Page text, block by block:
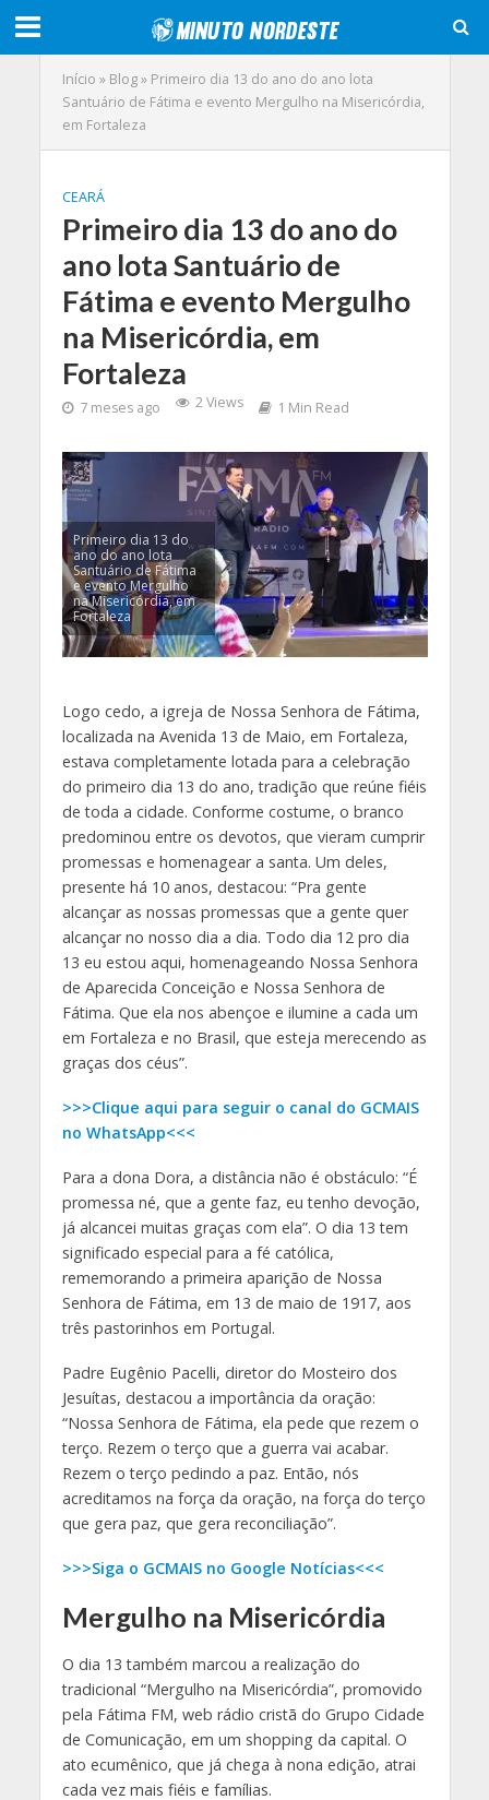
Início » Blog» Primeiro dia 13 do ano do ano lota
Santuário de Fátima e evento Mergulho na Misericórdia,
em Fortaleza
CEARÁ
Primeiro dia 13 do ano do
ano lota Santuário de
Fátima e evento Mergulho
na Misericórdia, em
Fortaleza
7 meses ago 2 Views 1 Min Read
Primeiro dia 13 do
ano do ano lota
Santuário de Fátima
e evento Mergulho
na Misericórdia, em
Fortaleza
Logo cedo, a igreja de Nossa Senhora de Fátima,
localizada na Avenida 13 de Maio, em Fortaleza,
estava completamente lotada para a celebração
do primeiro dia 13 do ano, tradição que reúne fiéis
de toda a cidade. Conforme costume, o branco
predominou entre os devotos, que vieram cumprir
promessas e homenagear a santa. Um deles,
presente há 10 anos, destacou: “Pra gente
alcançar as nossas promessas que a gente quer
alcançar no nosso dia a dia. Todo dia 12 pro dia
13 eu estou aqui, homenageando Nossa Senhora
de Aparecida Conceição e Nossa Senhora de
Fátima. Que ela nos abençoe e ilumine a cada um
em Fortaleza e no Brasil, que esteja merecendo as
graças dos céus”.
>>>Clique aqui para seguir o canal do GCMAIS
no WhatsApp<<<
Para a dona Dora, a distância não é obstáculo: “É
promessa né, que a gente faz, eu tenho devoção,
já alcancei muitas graças com ela”. O dia 13 tem
significado especial para a fé católica,
rememorando a primeira aparição de Nossa
Senhora de Fátima, em 13 de maio de 1917, aos
três pastorinhos em Portugal.
Padre Eugênio Pacelli, diretor do Mosteiro dos
Jesuítas, destacou a importância da oração:
“Nossa Senhora de Fátima, ela pede que rezem o
terço. Rezem o terço que a guerra vai acabar.
Rezem o terço pedindo a paz. Então, nós
acreditamos na força da oração, na força do terço
que gera paz, que gera reconciliação”.
>>>Siga o GCMAIS no Google Notícias<<<
Mergulho na Misericórdia
O dia 13 também marcou a realização do
tradicional “Mergulho na Misericórdia”, promovido
pela Fátima FM, web rádio cristã do Grupo Cidade
de Comunicação, em um shopping da capital. O
ato ecumênico, que já chega à nona edição, atrai
cada vez mais fiéis e famílias.